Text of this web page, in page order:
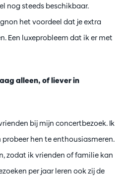
nog steeds beschikbaar.
het voordeel dat je extra
Een luxeprobleem dat ik er met
alleen, of liever in
bij mijn concertbezoek. Ik
hen te enthousiasmeren.
zodat ik vrienden of familie kan
per jaar leren ook zij de